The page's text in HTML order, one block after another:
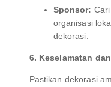
Sponsor:
organisasi
dekorasi.
6. Keselamatan
Pastikan dekorasi